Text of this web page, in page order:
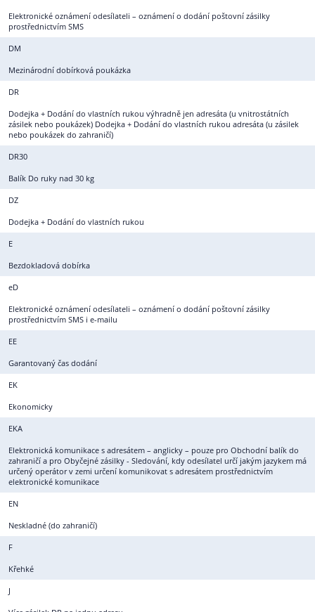
Elektronické oznámení odesílateli – oznámení o dodání poštovní zásilky
prostřednictvím SMS
DM
Mezinárodní dobírková poukázka
DR
Dodejka + Dodání do vlastních rukou výhradně jen adresáta (u vnitrostátních
zásilek nebo poukázek) Dodejka + Dodání do vlastních rukou adresáta (u zásilek
nebo poukázek do zahraničí)
DR30
Balík Do ruky nad 30 kg
DZ
Dodejka + Dodání do vlastních rukou
E
Bezdokladová dobírka
eD
Elektronické oznámení odesílateli – oznámení o dodání poštovní zásilky
prostřednictvím SMS i e-mailu
EE
Garantovaný čas dodání
EK
Ekonomicky
EKA
Elektronická komunikace s adresátem – anglicky – pouze pro Obchodní balík do
zahraničí a pro Obyčejné zásilky - Sledování, kdy odesílatel určí jakým jazykem má
určený operátor v zemi určení komunikovat s adresátem prostřednictvím
elektronické komunikace
EN
Neskladné (do zahraničí)
F
Křehké
J